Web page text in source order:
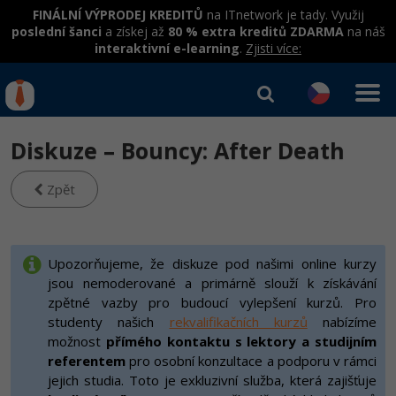
FINÁLNÍ VÝPRODEJ KREDITŮ na ITnetwork je tady. Využij
poslední šanci a získej až 80 % extra kreditů ZDARMAna náš
interaktivní e-learning. Zjisti více:
Rekvalifikace a kurzy
hrazené úřadem práce
Umělá inteligence v praxi
Datová analýza v praxi
Školení
Základy programování
Objektové programování - OOP
Umělá inteligence
Školení dle technologií
C# .NET
Java
IT e-learning
Kurzy IT profesí
Programátor WWW aplikací
Senior programátor
Front-end developer
Jak začít?
Java -80%
C#.NET -80%
Kurzy e-commerce
Testování softwaru
Datová analýza
Kurzy designu
HTML/CSS -80%
Příběhy absolventů
Kariéra
Pro firmy
Přihlásit se| Registrovat
Diskuze – Bouncy: After Death
Zpět
Upozorňujeme, že diskuze pod našimi online kurzy
jsou nemoderované a primárně slouží k získávání
zpětné vazby pro budoucí vylepšení kurzů. Pro
studenty našich rekvalifikačních kurzů nabízíme
možnost přímého kontaktu s lektory a studijním
referentem pro osobní konzultace a podporu v rámci
jejich studia. Toto je exkluzivní služba, která zajišťuje